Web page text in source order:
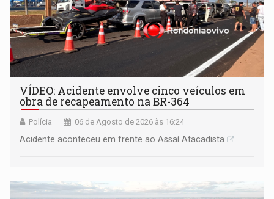
VÍDEO: Acidente envolve cinco veículos em
obra de recapeamento na BR-364
Polícia 06 de Agosto de 2026 às 16:24
Acidente aconteceu em frente ao Assaí Atacadista